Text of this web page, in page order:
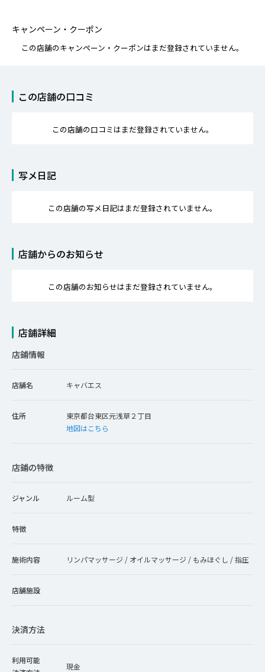
キャンペーン・クーポン
この店舗のキャンペーン・クーポンはまだ登録されていません。
この店舗の口コミ
この店舗の口コミはまだ登録されていません。
写メ日記
この店舗の写メ日記はまだ登録されていません。
店舗からのお知らせ
この店舗のお知らせはまだ登録されていません。
店舗詳細
店鋪情報
店舗名 キャバエス
住所
東京都台東区元浅草２丁目
地図はこちら
店鋪の特徴
ジャンル ルーム型
特徴
施術内容 リンパマッサージ / オイルマッサージ / もみほぐし / 指圧
店舗施設
決済方法
利用可能
現金